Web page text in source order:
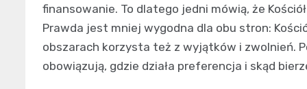
finansowanie. To dlatego jedni mówią, że
Prawda jest mniej wygodna dla obu stron:
obszarach korzysta też z wyjątków i zwolnień.
obowiązują, gdzie działa preferencja i skąd